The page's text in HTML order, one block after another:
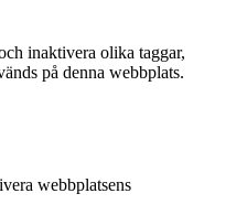
inaktivera olika taggar,
på denna webbplats.
webbplatsens